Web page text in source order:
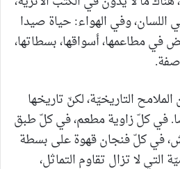
وفي الهواء: حياة صيدا
في مطاعمها، أسواقها، بسطاتها،
التاريخيّة، لكنّ تاريخها
في كلّ زاوية مطعم، في كلّ طبق
في كلّ فنجان قهوة على بسطة
التي لا تزال تقاوم التماثل،